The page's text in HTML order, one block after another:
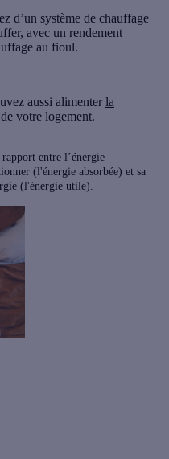
d’un système de chauffage
avec un rendement
au fioul.
aussi alimenter la
de votre logement.
entre l’énergie
(l'énergie absorbée) et sa
(l'énergie utile).